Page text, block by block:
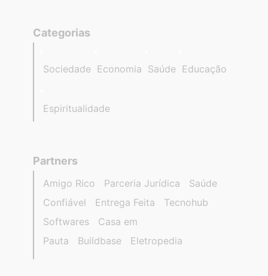
Categorias
Sociedade Economia Saúde Educação
Espiritualidade
Partners
Amigo Rico Parceria Jurídica
Saúde
Confiável
Entrega Feita
Tecnohub
Softwares
Casa em
Pauta
Buildbase Eletropedia